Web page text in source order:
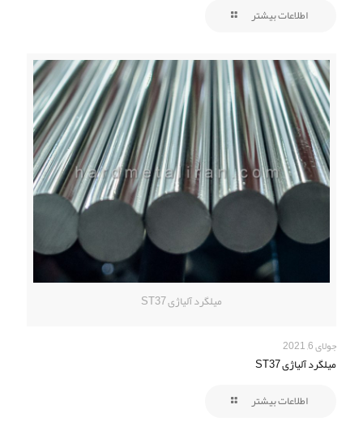
اطلاعات بیشتر
میلگرد آلیاژی ST37
جولای 6, 2021
میلگرد آلیاژی ST37
اطلاعات بیشتر